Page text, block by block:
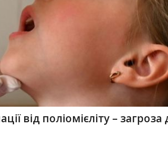
від поліомієліту – загроза